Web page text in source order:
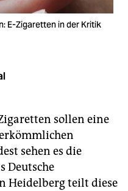
E-Zigaretten in der Kritik
sollen eine
sehen es die
Deutsche
Heidelberg teilt diese